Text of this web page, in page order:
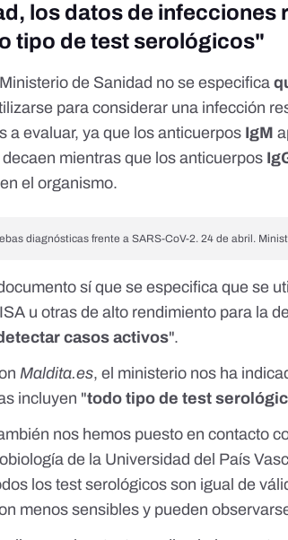
los datos de infecciones
tipo de test serológicos"
de Sanidad no se especifica
para considerar una infección
a evaluar, ya que los anticuerpos IgM
mientras que los anticuerpos
el organismo.
diagnósticas frente a SARS-CoV-2. 24 de abril.
sí que se especifica que se
u otras de alto rendimiento para la
casos activos".
Maldita.es, el ministerio nos ha
incluyen "todo tipo de test
nos hemos puesto en contacto
de la Universidad del País
los test serológicos son igual de
menos sensibles y pueden